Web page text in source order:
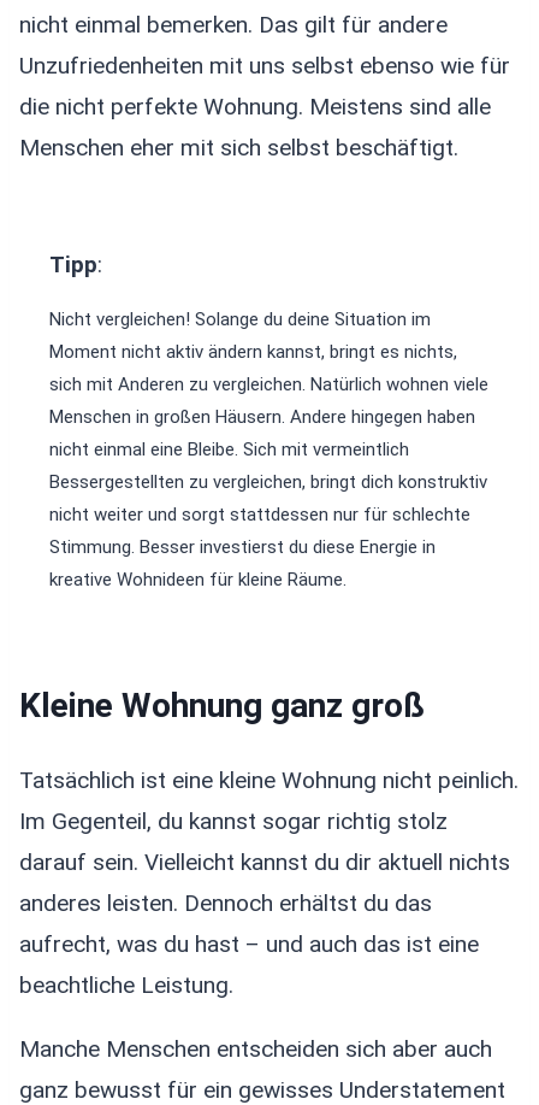
nicht einmal bemerken. Das gilt für andere
Unzufriedenheiten mit uns selbst ebenso wie für
die nicht perfekte Wohnung. Meistens sind alle
Menschen eher mit sich selbst beschäftigt.
Tipp:
Nicht vergleichen! Solange du deine Situation im
Moment nicht aktiv ändern kannst, bringt es nichts,
sich mit Anderen zu vergleichen. Natürlich wohnen viele
Menschen in großen Häusern. Andere hingegen haben
nicht einmal eine Bleibe. Sich mit vermeintlich
Bessergestellten zu vergleichen, bringt dich konstruktiv
nicht weiter und sorgt stattdessen nur für schlechte
Stimmung. Besser investierst du diese Energie in
kreative Wohnideen für kleine Räume.
Kleine Wohnung ganz groß
Tatsächlich ist eine kleine Wohnung nicht peinlich.
Im Gegenteil, du kannst sogar richtig stolz
darauf sein. Vielleicht kannst du dir aktuell nichts
anderes leisten. Dennoch erhältst du das
aufrecht, was du hast – und auch das ist eine
beachtliche Leistung.
Manche Menschen entscheiden sich aber auch
ganz bewusst für ein gewisses Understatement